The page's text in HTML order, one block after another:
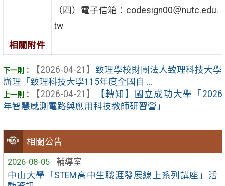
相關公告
2026-08-05
輔導室
中山大學「STEM高中生職涯發展線上系列講座」活
（四）電子信箱：codesign00＠nutc.edu.
tw
相關附件
【2026-04-21】 致理學校財團法人致理科技大學
辦理「致理科技大學115年度全國自 ...
【2026-04-21】
【轉知】國立成功大學「2026
年智慧感測電路與應用科技教師研習營」